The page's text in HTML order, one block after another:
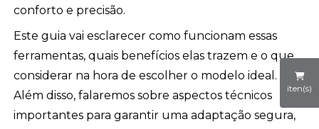
iten(s)
conforto e precisão.
Este guia vai esclarecer como funcionam essas
ferramentas, quais benefícios elas trazem e o que
considerar na hora de escolher o modelo ideal.
Além disso, falaremos sobre aspectos técnicos
importantes para garantir uma adaptação segura,